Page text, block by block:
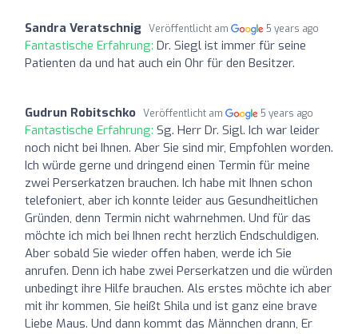
Sandra Veratschnig Veröffentlicht am 5 years ago
Fantastische Erfahrung: Dr. Siegl ist immer für seine
Patienten da und hat auch ein Ohr für den Besitzer.
Gudrun Robitschko Veröffentlicht am 5 years ago
Fantastische Erfahrung: Sg. Herr Dr. Sigl. Ich war leider
noch nicht bei Ihnen. Aber Sie sind mir, Empfohlen worden.
Ich würde gerne und dringend einen Termin für meine
zwei Perserkatzen brauchen. Ich habe mit Ihnen schon
telefoniert, aber ich konnte leider aus Gesundheitlichen
Gründen, denn Termin nicht wahrnehmen. Und für das
möchte ich mich bei Ihnen recht herzlich Endschuldigen.
Aber sobald Sie wieder offen haben, werde ich Sie
anrufen. Denn ich habe zwei Perserkatzen und die würden
unbedingt ihre Hilfe brauchen. Als erstes möchte ich aber
mit ihr kommen, Sie heißt Shila und ist ganz eine brave
Liebe Maus. Und dann kommt das Männchen drann, Er